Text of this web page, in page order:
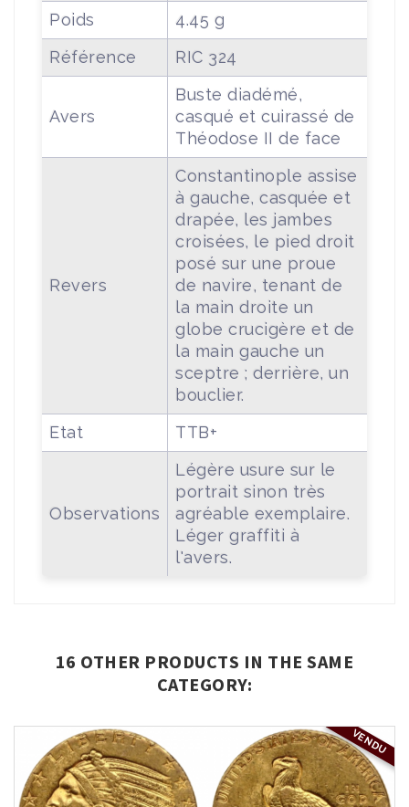
Poids
4.45 g
Référence
RIC 324
Avers
Buste diadémé,
casqué et cuirassé de
Théodose II de face
Revers
Constantinople assise
à gauche, casquée et
drapée, les jambes
croisées, le pied droit
posé sur une proue
de navire, tenant de
la main droite un
globe crucigère et de
la main gauche un
sceptre ; derrière, un
bouclier.
Etat
TTB+
Observations
Légère usure sur le
portrait sinon très
agréable exemplaire.
Léger graffiti à
l'avers.
16 OTHER PRODUCTS IN THE SAME
CATEGORY:
VENDU